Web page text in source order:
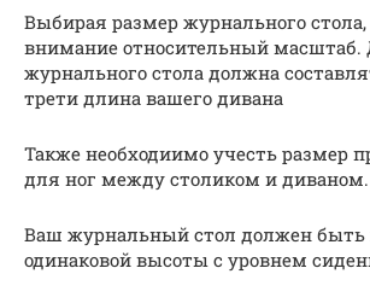
Выбирая размер журнального
внимание относительный масштаб.
журнального стола должна
трети длина вашего дивана
Также необходиимо учесть размер
для ног между столиком и диваном.
Ваш журнальный стол должен
одинаковой высоты с уровнем